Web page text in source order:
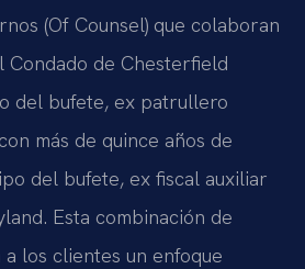
(Of Counsel) que colaboran
Condado de Chesterfield
del bufete, ex patrullero
más de quince años de
del bufete, ex fiscal auxiliar
Esta combinación de
los clientes un enfoque